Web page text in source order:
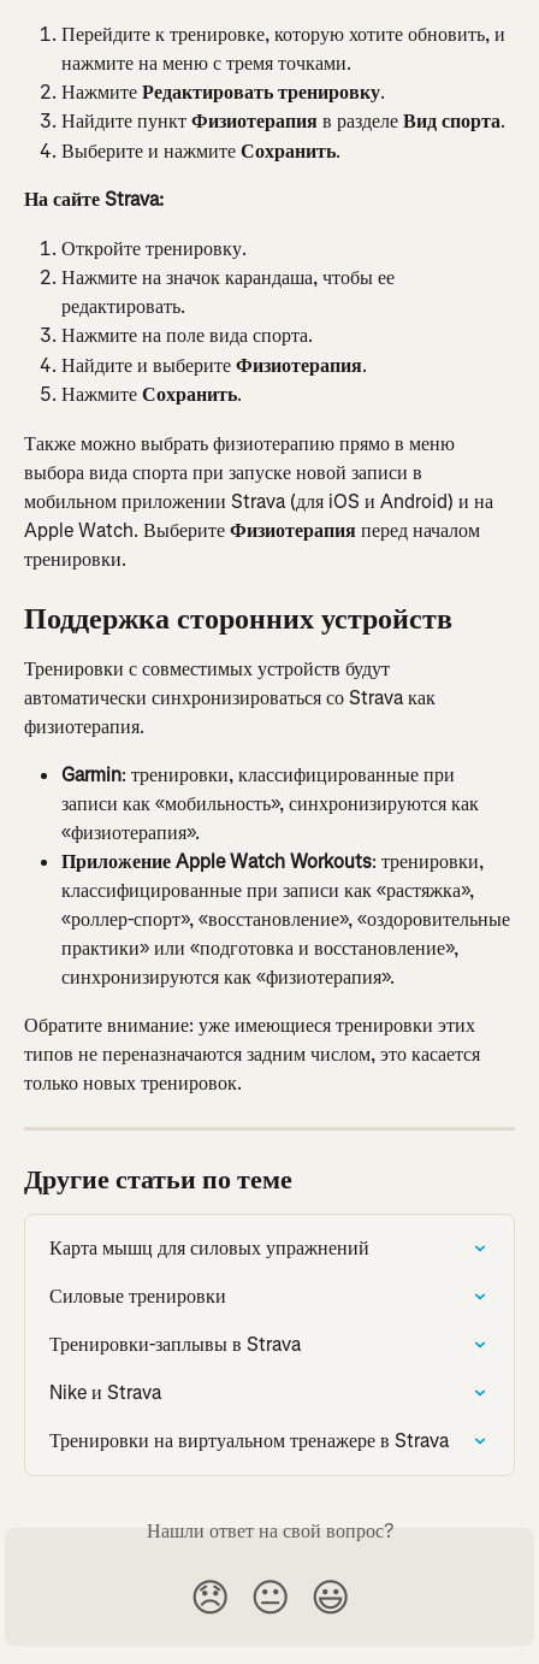
Перейдите к тренировке, которую хотите обновить, и
нажмите на меню с тремя точками.
Нажмите Редактировать тренировку.
Найдите пункт Физиотерапия в разделе Вид спорта.
Выберите и нажмите Сохранить.
На сайте Strava:
Откройте тренировку.
Нажмите на значок карандаша, чтобы ее
редактировать.
Нажмите на поле вида спорта.
Найдите и выберите Физиотерапия.
Нажмите Сохранить.
Также можно выбрать физиотерапию прямо в меню
выбора вида спорта при запуске новой записи в
мобильном приложении Strava (для iOS и Android) и на
Apple Watch. Выберите Физиотерапия перед началом
тренировки.
Поддержка сторонних устройств
Тренировки с совместимых устройств будут
автоматически синхронизироваться со Strava как
физиотерапия.
Garmin: тренировки, классифицированные при
записи как «мобильность», синхронизируются как
«физиотерапия».
Приложение Apple Watch Workouts: тренировки,
классифицированные при записи как «растяжка»,
«роллер-спорт», «восстановление», «оздоровительные
практики» или «подготовка и восстановление»,
синхронизируются как «физиотерапия».
Обратите внимание: уже имеющиеся тренировки этих
типов не переназначаются задним числом, это касается
только новых тренировок.
Другие статьи по теме
Карта мышц для силовых упражнений
Силовые тренировки
Тренировки-заплывы в Strava
Nike и Strava
Тренировки на виртуальном тренажере в Strava
Нашли ответ на свой вопрос?
😞 😐 😃